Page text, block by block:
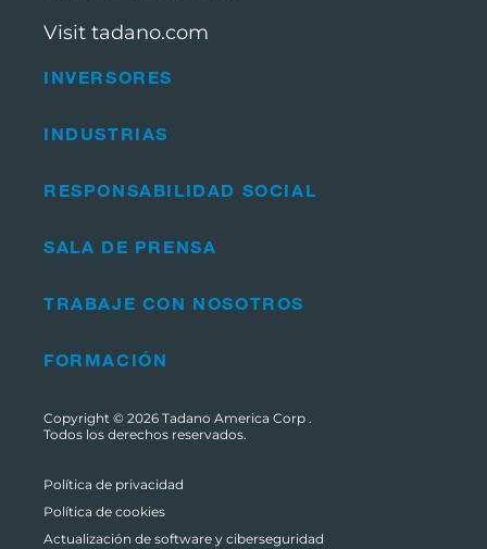
INVERSORES
INDUSTRIAS
RESPONSABILIDAD SOCIAL
SALA DE PRENSA
TRABAJE CON NOSOTROS
FORMACIÓN
Visit tadano.com
Copyright © 2026 Tadano America Corp .
Todos los derechos reservados.
Política de privacidad
Política de cookies
Actualización de software y ciberseguridad